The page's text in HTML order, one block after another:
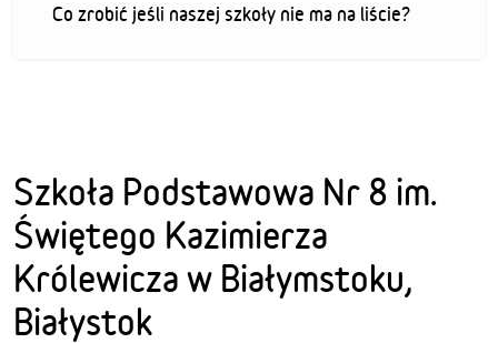
Co zrobić jeśli naszej szkoły nie ma na liście?
Szkoła Podstawowa Nr 8 im.
Świętego Kazimierza
Królewicza w Białymstoku,
Białystok